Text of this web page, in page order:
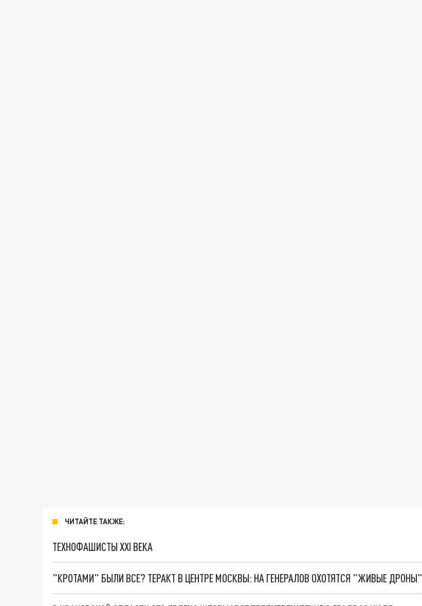
ЧИТАЙТЕ ТАКЖЕ:
ТЕХНОФАШИСТЫ XXI ВЕКА
"КРОТАМИ" БЫЛИ ВСЕ? ТЕРАКТ В ЦЕНТРЕ МОСКВЫ: НА ГЕНЕРАЛОВ ОХОТЯТСЯ "ЖИВЫЕ ДРОНЫ"